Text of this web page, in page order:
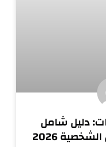
دليل شامل
2026